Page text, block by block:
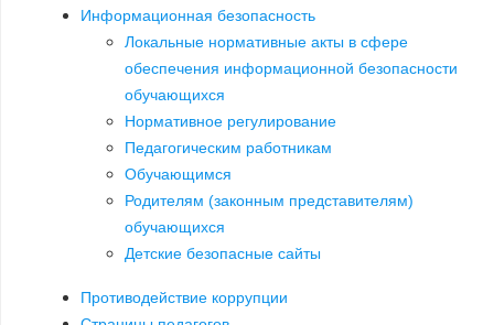
Информационная безопасность
Локальные нормативные акты в сфере
обеспечения информационной безопасности
обучающихся
Нормативное регулирование
Педагогическим работникам
Обучающимся
Родителям (законным представителям)
обучающихся
Детские безопасные сайты
Противодействие коррупции